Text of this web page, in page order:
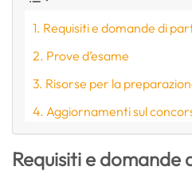
Requisiti e domande di
Prove d’esame
Risorse per la
Aggiornamenti sul
Requisiti e